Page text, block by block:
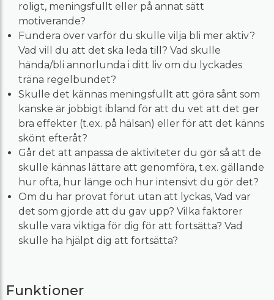
roligt, meningsfullt eller på annat sätt
motiverande?
Fundera över varför du skulle vilja bli mer aktiv?
Vad vill du att det ska leda till? Vad skulle
hända/bli annorlunda i ditt liv om du lyckades
träna regelbundet?
Skulle det kännas meningsfullt att göra sånt som
kanske är jobbigt ibland för att du vet att det ger
bra effekter (t.ex. på hälsan) eller för att det känns
skönt efteråt?
Går det att anpassa de aktiviteter du gör så att de
skulle kännas lättare att genomföra, t.ex. gällande
hur ofta, hur länge och hur intensivt du gör det?
Om du har provat förut utan att lyckas, Vad var
det som gjorde att du gav upp? Vilka faktorer
skulle vara viktiga för dig för att fortsätta? Vad
skulle ha hjälpt dig att fortsätta?
Funktioner